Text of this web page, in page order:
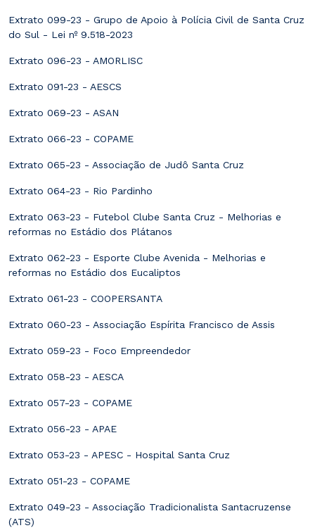
Extrato 099-23 - Grupo de Apoio à Polícia Civil de Santa Cruz
do Sul - Lei nº 9.518-2023
Extrato 096-23 - AMORLISC
Extrato 091-23 - AESCS
Extrato 069-23 - ASAN
Extrato 066-23 - COPAME
Extrato 065-23 - Associação de Judô Santa Cruz
Extrato 064-23 - Rio Pardinho
Extrato 063-23 - Futebol Clube Santa Cruz - Melhorias e
reformas no Estádio dos Plátanos
Extrato 062-23 - Esporte Clube Avenida - Melhorias e
reformas no Estádio dos Eucaliptos
Extrato 061-23 - COOPERSANTA
Extrato 060-23 - Associação Espírita Francisco de Assis
Extrato 059-23 - Foco Empreendedor
Extrato 058-23 - AESCA
Extrato 057-23 - COPAME
Extrato 056-23 - APAE
Extrato 053-23 - APESC - Hospital Santa Cruz
Extrato 051-23 - COPAME
Extrato 049-23 - Associação Tradicionalista Santacruzense
(ATS)